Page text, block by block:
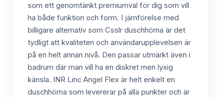
som ett genomtänkt premiumval för dig som vill
ha både funktion och form. I jämförelse med
billigare alternativ som Csslr duschhörna är det
tydligt att kvaliteten och användarupplevelsen är
på en helt annan nivå. Den passar utmärkt även i
badrum där man vill ha en diskret men lyxig
känsla. INR Linc Angel Flex är helt enkelt en
duschhörna som levererar på alla punkter och är